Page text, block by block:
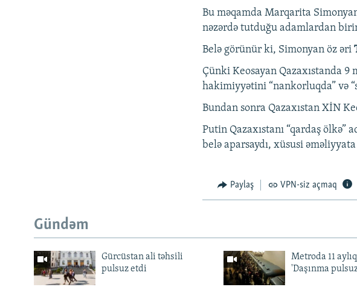
Bu məqamda Marqarita
nəzərdə tutduğu adamlardan
Belə görünür ki, Simonyan öz əri
Çünki Keosayan Qazaxıstanda 9
hakimiyyətini “nankorluqda” və
Bundan sonra Qazaxıstan XİN
Putin Qazaxıstanı “qardaş
belə aparsaydı, xüsusi
Paylaş VPN-siz açmaq
Gündəm
Gürcüstan ali təhsili
pulsuz etdi
Metroda 11
'Daşınma